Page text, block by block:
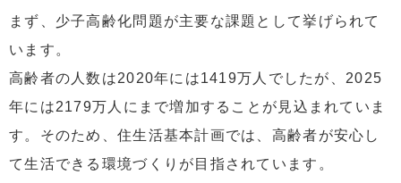
まず、少子高齢化問題が主要な課題として挙げられて
います。
高齢者の人数は2020年には1419万人でしたが、2025
年には2179万人にまで増加することが見込まれていま
す。そのため、住生活基本計画では、高齢者が安心し
て生活できる環境づくりが目指されています。